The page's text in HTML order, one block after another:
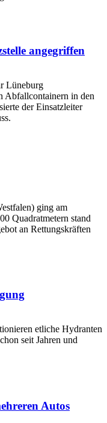
angegriffen
Lüneburg
Abfallcontainern in den
der Einsatzleiter
ging am
Quadratmetern stand
an Rettungskräften
etliche Hydranten
seit Jahren und
Autos